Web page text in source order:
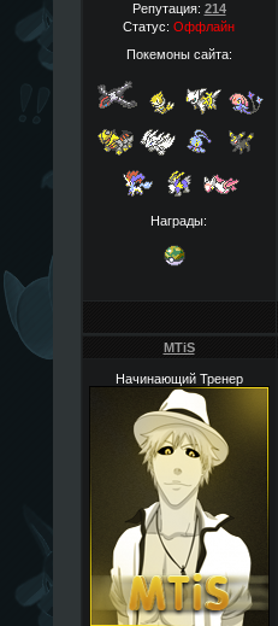
Репутация: 214
Статус: Оффлайн
Покемоны сайта:
Награды:
MTiS
Начинающий Тренер